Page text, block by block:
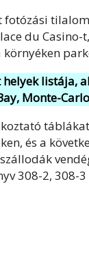
du
listája,
Monte-
és a
308-2, 308-3